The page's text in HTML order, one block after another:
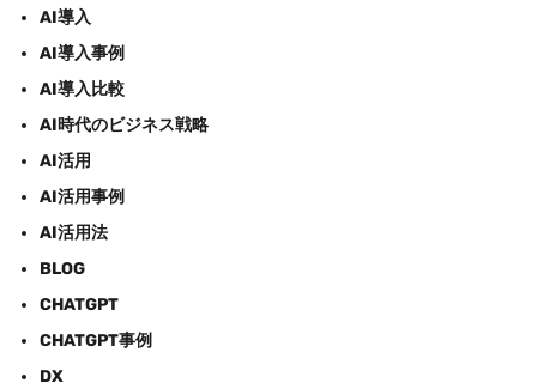
AI導入
AI導入事例
AI導入比較
AI時代のビジネス戦略
AI活用
AI活用事例
AI活用法
BLOG
CHATGPT
CHATGPT事例
DX